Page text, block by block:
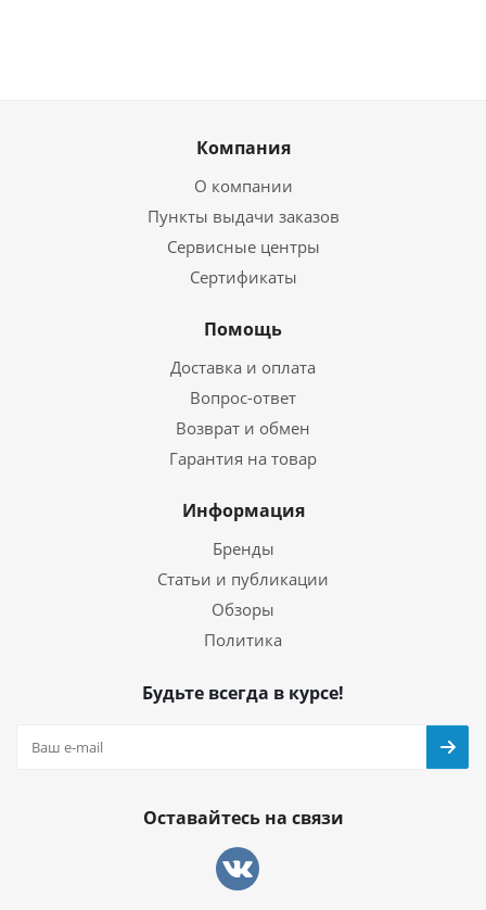
Компания
О компании
Пункты выдачи заказов
Сервисные центры
Сертификаты
Помощь
Доставка и оплата
Вопрос-ответ
Возврат и обмен
Гарантия на товар
Информация
Бренды
Статьи и публикации
Обзоры
Политика
Будьте всегда в курсе!
Оставайтесь на связи